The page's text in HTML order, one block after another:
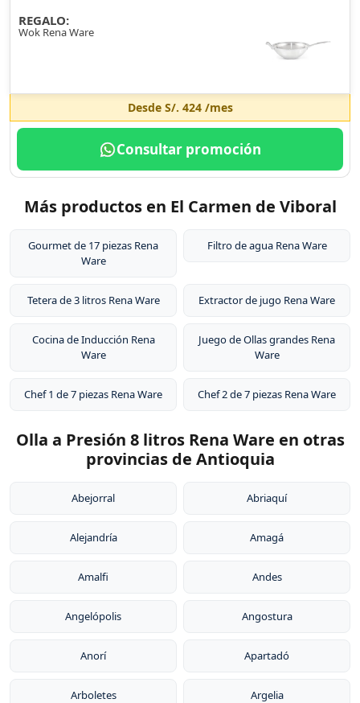
REGALO:
Wok Rena Ware
Desde S/. 424/mes
Consultar promoción
Más productos en El Carmen de Viboral
Gourmet de 17 piezas Rena
Ware
Filtro de agua Rena Ware
Tetera de 3 litros Rena Ware Extractor de jugo Rena Ware
Cocina de Inducción Rena
Ware
Juego de Ollas grandes Rena
Ware
Chef 1 de 7 piezas Rena Ware Chef 2 de 7 piezas Rena Ware
Olla a Presión 8 litros Rena Ware en otras
provincias de Antioquia
Abejorral Abriaquí
Alejandría Amagá
Amalfi Andes
Angelópolis Angostura
Anorí Apartadó
Arboletes Argelia